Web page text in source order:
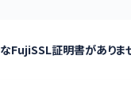
証明書がありませ